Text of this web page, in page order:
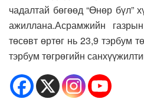
чадалтай бөгөөд “Өнөр бүл”
ажиллана.Асрамжийн
төсөвт өртөг нь 23,9 тэрбум
тэрбум төгрөгийн